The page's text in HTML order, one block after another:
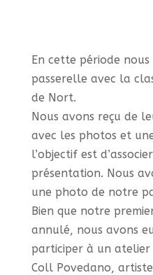
En cette période
passerelle avec la
de Nort.
Nous avons reçu de
avec les photos et
l’objectif est
présentation. Nous
une photo de notre
Bien que notre
annulé, nous avons
participer à un atelier
Coll Povedano,